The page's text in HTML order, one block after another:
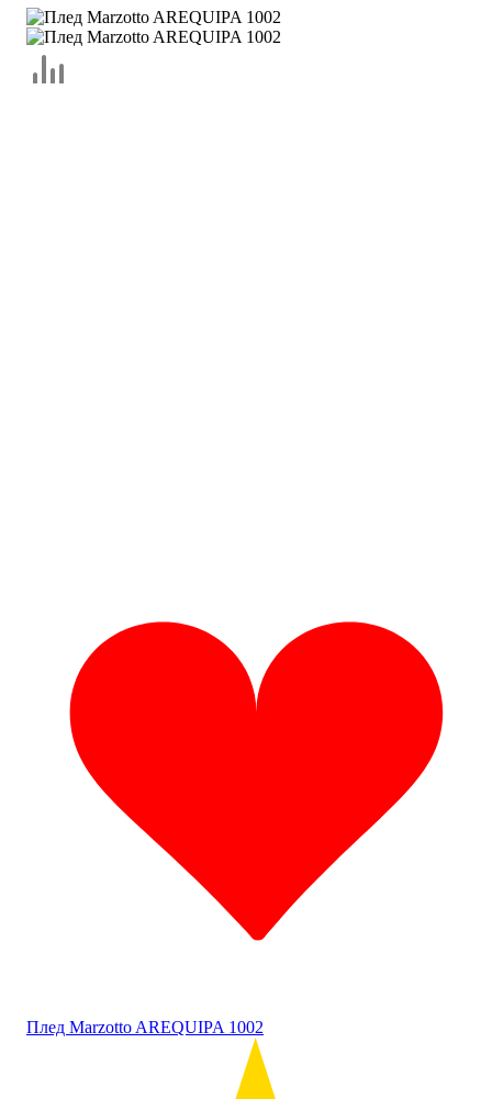
Плед Marzotto AREQUIPA 1002